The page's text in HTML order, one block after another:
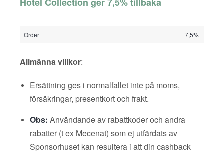
Order 7,5%
Allmänna villkor:
Ersättning ges i normalfallet inte på moms,
försäkringar, presentkort och frakt.
Obs: Användande av rabattkoder och andra
rabatter (t ex Mecenat) som ej utfärdats av
Sponsorhuset kan resultera i att din cashback